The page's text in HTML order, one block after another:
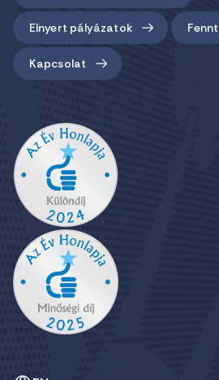
Elnyert pályázatok
Kapcsolat